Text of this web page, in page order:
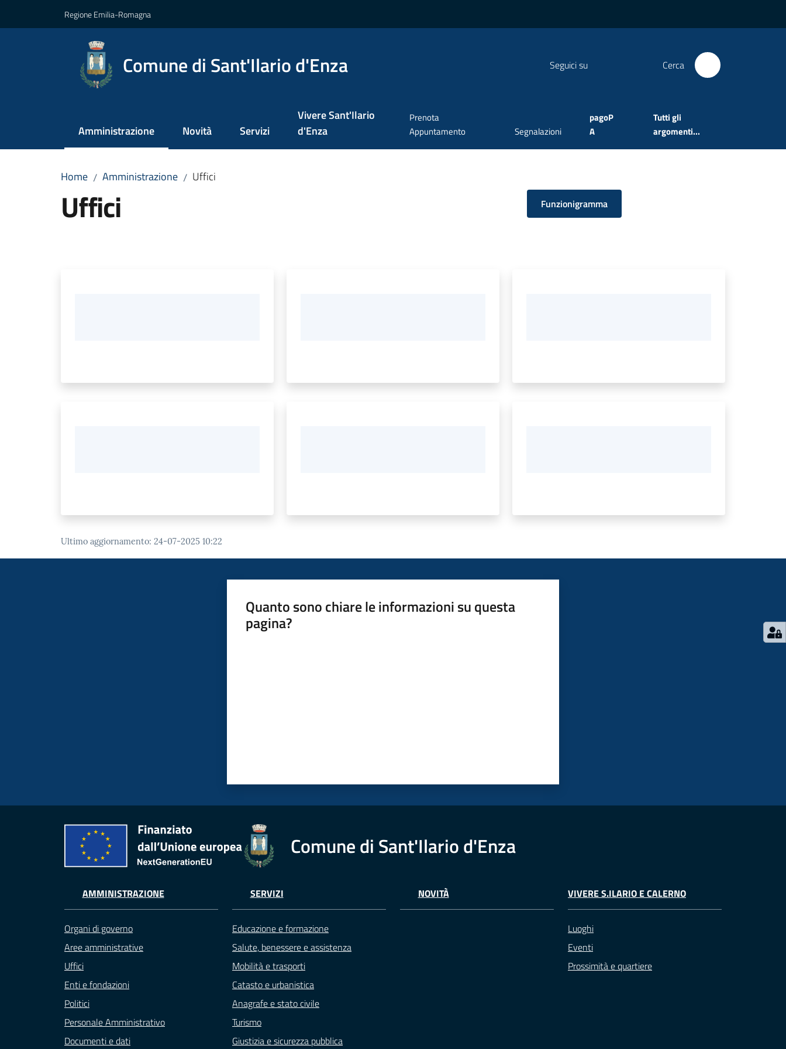
Regione Emilia-Romagna
Comune di Sant'Ilario d'Enza Seguici su Cerca
Amministrazione
Menu selezionato Novità Servizi
Vivere Sant'Ilario
d'Enza
Prenota
Appuntamento
Segnalazioni
pagoP
A
Tutti gli
argomenti...
Home / Amministrazione / Uffici
Uffici Funzionigramma
Ultimo aggiornamento: 24-07-2025 10:22
Quanto sono chiare le informazioni su questa
pagina?
Comune di Sant'Ilario d'Enza
AMMINISTRAZIONE
Organi di governo
Aree amministrative
Uffici
Enti e fondazioni
Politici
Personale Amministrativo
Documenti e dati
SERVIZI
Educazione e formazione
Salute, benessere e assistenza
Mobilità e trasporti
Catasto e urbanistica
Anagrafe e stato civile
Turismo
Giustizia e sicurezza pubblica
NOVITÀ VIVERE S.ILARIO E CALERNO
Luoghi
Eventi
Prossimità e quartiere